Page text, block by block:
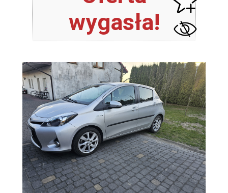
wygasła!